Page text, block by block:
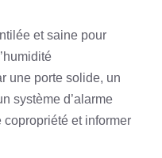
et saine pour
une porte solide, un
système d’alarme
et informer